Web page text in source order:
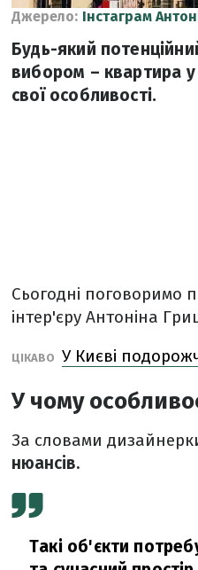
Джерело: Інстаграм
Будь-який
вибором – квартира
свої особливості.
Сьогодні поговоримо
інтер'єру Антоніна
ЦІКАВО У Києві
У чому
За словами
нюансів.
Такі об'єкти